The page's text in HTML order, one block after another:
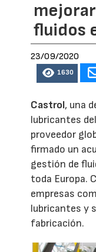
fluidos
23/09/2020
1630
Castrol, una
lubricantes
proveedor
firmado un
gestión de
toda Europa.
empresas
lubricantes y
fabricación.